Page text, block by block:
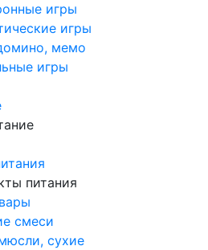
игры
игры
мемо
игры
питания
смеси
сухие